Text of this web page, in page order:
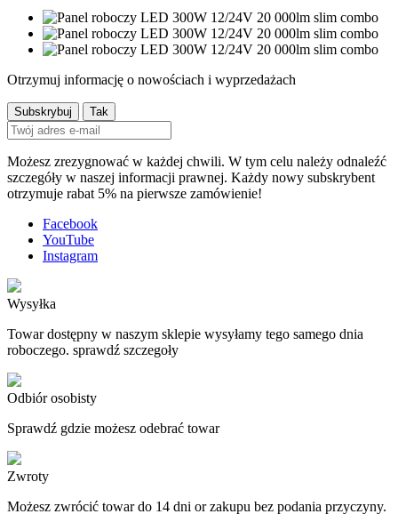
Otrzymuj informację o nowościach i wyprzedażach
Możesz zrezygnować w każdej chwili. W tym celu należy odnaleźć
szczegóły w naszej informacji prawnej. Każdy nowy subskrybent
otrzymuje rabat 5% na pierwsze zamówienie!
Facebook
YouTube
Instagram
Wysyłka
Towar dostępny w naszym sklepie wysyłamy tego samego dnia
roboczego. sprawdź szczegoły
Odbiór osobisty
Sprawdź gdzie możesz odebrać towar
Zwroty
Możesz zwrócić towar do 14 dni or zakupu bez podania przyczyny.